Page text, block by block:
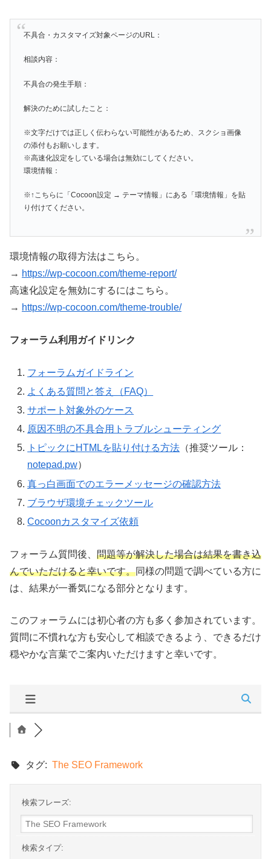
不具合・カスタマイズ対象ページのURL：
相談内容：
不具合の発生手順：
解決のために試したこと：
※文字だけでは正しく伝わらない可能性があるため、スクショ画像
の添付もお願いします。
※高速化設定をしている場合は無効にしてください。
環境情報：
※↑こちらに「Cocoon設定 → テーマ情報」にある「環境情報」を貼
り付けてください。
環境情報の取得方法はこちら。
→ https://wp-cocoon.com/theme-report/
高速化設定を無効にするにはこちら。
→ https://wp-cocoon.com/theme-trouble/
フォーラム利用ガイドリンク
フォーラムガイドライン
よくある質問と答え（FAQ）
サポート対象外のケース
原因不明の不具合用トラブルシューティング
トピックにHTMLを貼り付ける方法 （推奨ツール：
notepad.pw）
真っ白画面でのエラーメッセージの確認方法
ブラウザ環境チェックツール
Cocoonカスタマイズ依頼
フォーラム質問後、 問題等が解決した場合は結果を書き込
んでいただけると幸いです。同様の問題で調べている方に
は、結果が一番気になる部分となります。
このフォーラムには初心者の方も多く参加されています。
質問に不慣れな方も安心して相談できるよう、できるだけ
穏やかな言葉でご案内いただけますと幸いです。
タグ: The SEO Framework
検索フレーズ:
検索タイプ: